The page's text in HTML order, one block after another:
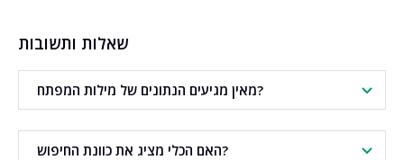
שאלות ותשובות
מאין מגיעים הנתונים של מילות המפתח?
הנתונים נשאבים בזמן אמת מהשלמה אוטומטית של Google.
האם הכלי מציג את כוונת החיפוש?